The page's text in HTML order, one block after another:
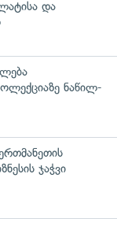
და
ნაწილ-
ჯაჭვი